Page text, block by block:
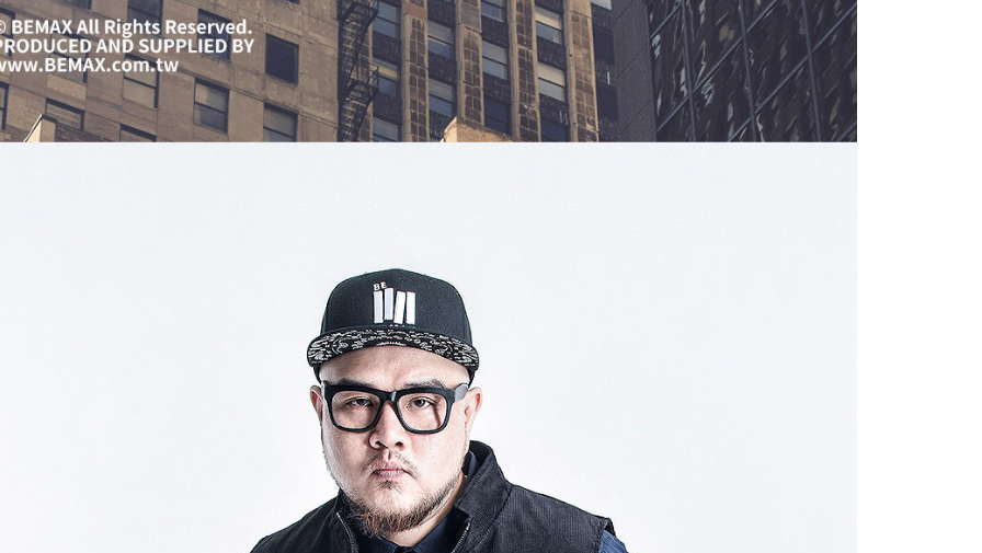
５．嚴禁一人註冊多個帳號或使用他人資訊註冊。若發現惡意使用之情
形，恩沛科技股份有限公司將有權停止該用戶之使用額度並採取法律行
動。